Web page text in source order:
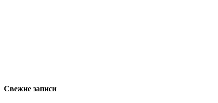
Свежие записи